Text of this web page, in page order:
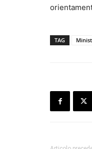
TAG